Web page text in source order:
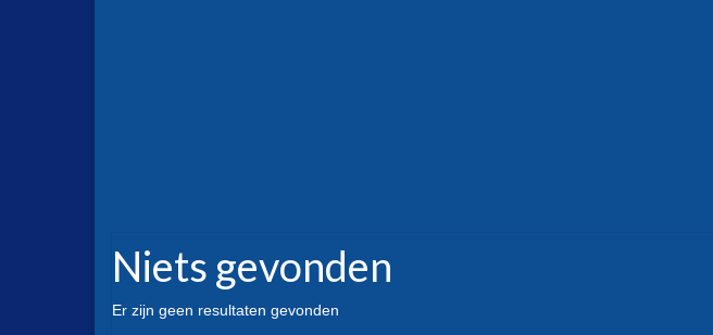
Niets gevonden
Er zijn geen resultaten gevonden